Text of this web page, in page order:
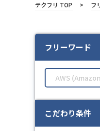
テクフリ TOP フ
フリーワード
こだわり条件